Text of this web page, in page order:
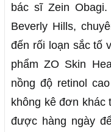
bác sĩ Zein
Beverly Hills,
đến rối loạn sắc tố
phẩm ZO Skin
nồng độ retinol
không kê đơn khác
được hàng ngày